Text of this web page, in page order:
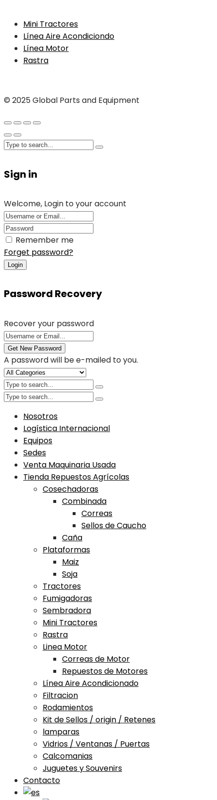
Mini Tractores
Línea Aire Acondiciondo
Línea Motor
Rastra
© 2025 Global Parts and Equipment
Sign in
Welcome, Login to your account
Remember me
Forget password?
Login
Password Recovery
Recover your password
Get New Password
A password will be e-mailed to you.
Nosotros
Logística Internacional
Equipos
Sedes
Venta Maquinaria Usada
Tienda Repuestos Agrícolas
Cosechadoras
Combinada
Correas
Sellos de Caucho
Caña
Plataformas
Maiz
Soja
Tractores
Fumigadoras
Sembradora
Mini Tractores
Rastra
Linea Motor
Correas de Motor
Repuestos de Motores
Línea Aire Acondicionado
Filtracion
Rodamientos
Kit de Sellos / origin / Retenes
lamparas
Vidrios / Ventanas / Puertas
Calcomanias
Juguetes y Souvenirs
Contacto